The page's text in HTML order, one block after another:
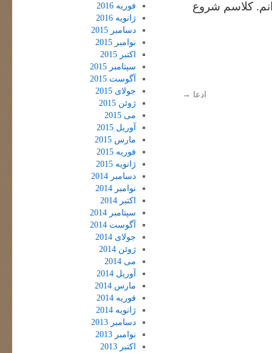
کلاسم شروع
ادعا →
فوریه 2016
ژانویه 2016
دسامبر 2015
نوامبر 2015
اکتبر 2015
سپتامبر 2015
آگوست 2015
جولای 2015
ژوئن 2015
می 2015
آوریل 2015
مارس 2015
فوریه 2015
ژانویه 2015
دسامبر 2014
نوامبر 2014
اکتبر 2014
سپتامبر 2014
آگوست 2014
جولای 2014
ژوئن 2014
می 2014
آوریل 2014
مارس 2014
فوریه 2014
ژانویه 2014
دسامبر 2013
نوامبر 2013
اکتبر 2013